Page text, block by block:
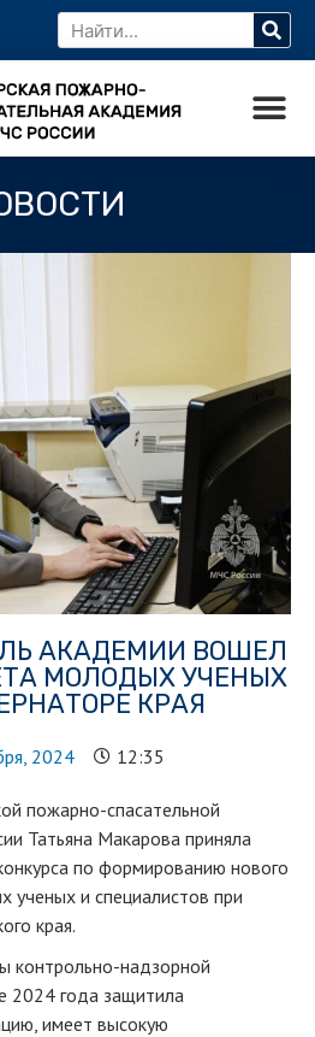
АКАДЕМИИ ВОШЕЛ
МОЛОДЫХ УЧЕНЫХ
КРАЯ
2024 12:35
пожарно-спасательной
Татьяна Макарова приняла
по формированию нового
ученых и специалистов при
края.
контрольно-надзорной
2024 года защитила
имеет высокую